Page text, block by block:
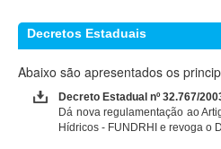
Decretos Estaduais
Abaixo são apresentados os
Decreto Estadual nº 32.767/
Dá nova regulamentação ao
Hídricos - FUNDRHI e revoga o